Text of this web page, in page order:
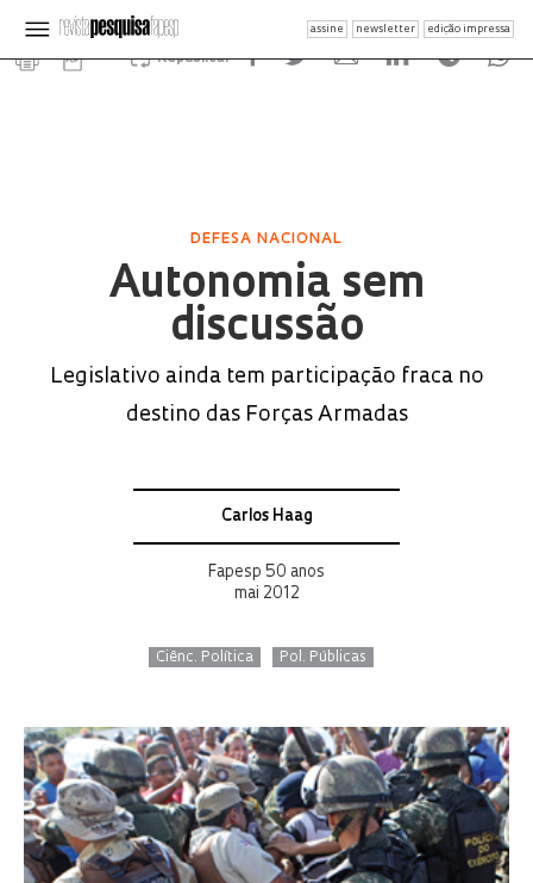
assine newsletter edição impressa
Republicar
DEFESA NACIONAL
Autonomia sem
discussão
Legislativo ainda tem participação fraca no
destino das Forças Armadas
Carlos Haag
Fapesp 50 anos
mai 2012
Ciênc. Política Pol. Públicas